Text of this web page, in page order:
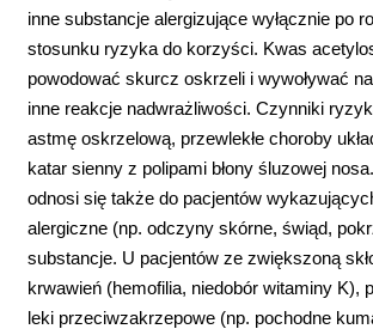
inne substancje alergizujące wyłącznie po
stosunku ryzyka do korzyści. Kwas
powodować skurcz oskrzeli i wywoływać
inne reakcje nadwrażliwości. Czynniki
astmę oskrzelową, przewlekłe choroby
katar sienny z polipami błony śluzowej
odnosi się także do pacjentów
alergiczne (np. odczyny skórne, świąd,
substancje. U pacjentów ze zwiększoną
krwawień (hemofilia, niedobór witaminy K),
leki przeciwzakrzepowe (np. pochodne